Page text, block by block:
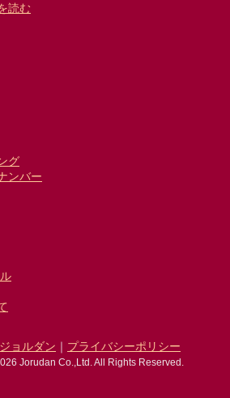
読む
グ
ンバー
ョルダン ｜ プライバシーポリシー
Jorudan Co.,Ltd. All Rights Reserved.